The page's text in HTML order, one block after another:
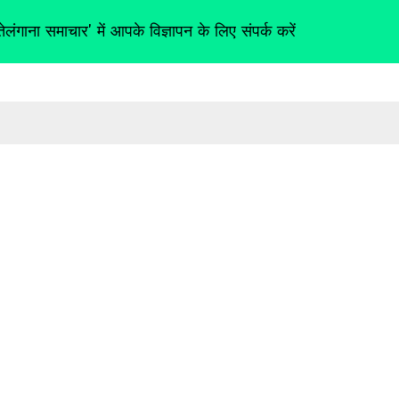
समाचार' में आपके विज्ञापन के लिए संपर्क करें